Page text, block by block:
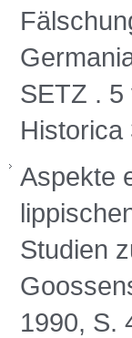
SETZ .
Historica
Aspekte
Studien
1990, S.